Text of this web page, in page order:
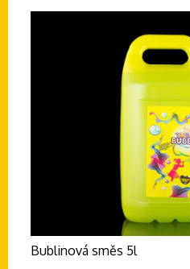
Bublinová směs 5l